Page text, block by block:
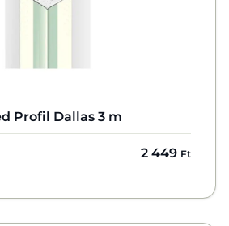
Profil Dallas 3 m
2 449 Ft